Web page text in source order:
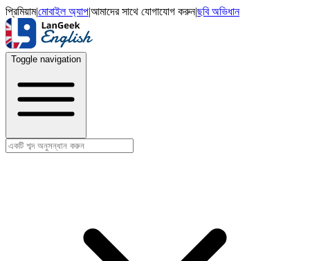
প্রিমিয়াম|মোবাইল অ্যাপ|আমাদের সাথে যোগাযোগ করুন|ছবি অভিধান
Toggle navigation